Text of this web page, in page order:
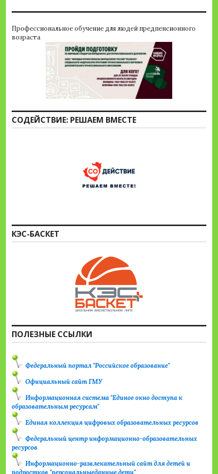
Профессиональное обучение для людей предпенсионного
возраста
СОДЕЙСТВИЕ: РЕШАЕМ ВМЕСТЕ
КЭС-БАСКЕТ
ПОЛЕЗНЫЕ ССЫЛКИ
Федеральный портал "Российское образование"
Официальный сайт ГМУ
Информационная система "Единое окно доступа к
образовательным ресурсам"
Единая коллекция цифровых образовательных ресурсов
Федеральный центр информационно-образовательных
ресурсов
Информационно-развлекательный сайт для детей и
подростков "персональныеданные.дети"